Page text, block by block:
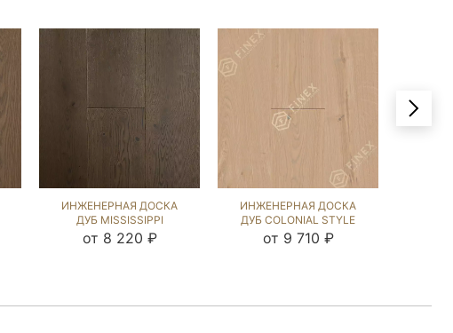
ИНЖЕНЕРНАЯ ДОСКА
ДУБ MISSISSIPPI
(BRUSHED) 109702
от 8 220 ₽
ИНЖЕНЕРНАЯ ДОСКА
ДУБ COLONIAL STYLE
(SANDED) 412925
от 9 710 ₽